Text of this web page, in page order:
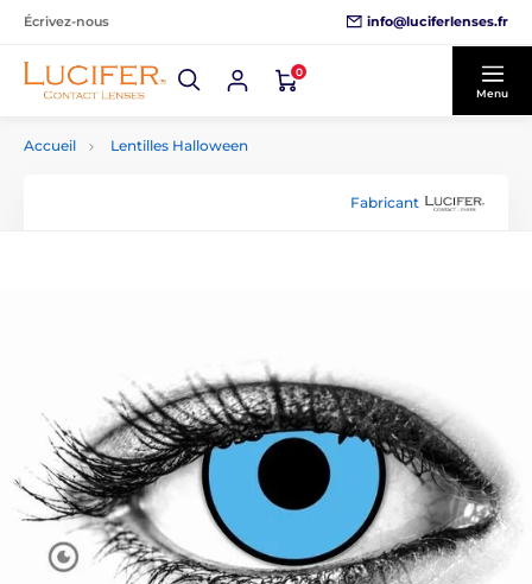
Écrivez-nous info@luciferlenses.fr
0
Menu
Accueil Lentilles Halloween
Fabricant